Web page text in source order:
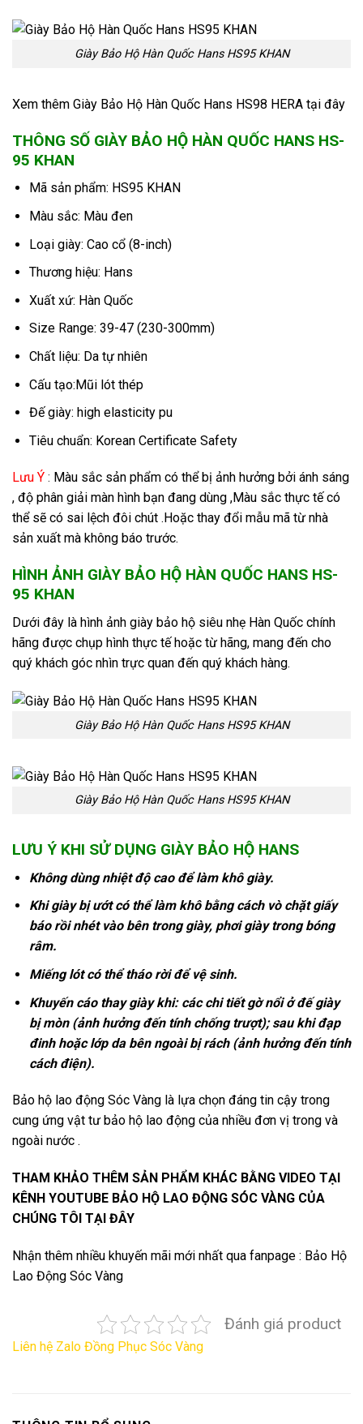
Giày Bảo Hộ Hàn Quốc Hans HS95 KHAN
Xem thêm Giày Bảo Hộ Hàn Quốc Hans HS98 HERA tại đây
THÔNG SỐ GIÀY BẢO HỘ HÀN QUỐC HANS HS-
95 KHAN
Mã sản phẩm: HS95 KHAN
Màu sắc: Màu đen
Loại giày: Cao cổ (8-inch)
Thương hiệu: Hans
Xuất xứ: Hàn Quốc
Size Range: 39-47 (230-300mm)
Chất liệu: Da tự nhiên
Cấu tạo:Mũi lót thép
Đế giày: high elasticity pu
Tiêu chuẩn: Korean Certificate Safety
Lưu Ý : Màu sắc sản phẩm có thể bị ảnh hưởng bởi ánh sáng
, độ phân giải màn hình bạn đang dùng ,Màu sắc thực tế có
thể sẽ có sai lệch đôi chút .Hoặc thay đổi mẫu mã từ nhà
sản xuất mà không báo trước.
HÌNH ẢNH GIÀY BẢO HỘ HÀN QUỐC HANS HS-
95 KHAN
Dưới đây là hình ảnh giày bảo hộ siêu nhẹ Hàn Quốc chính
hãng được chụp hình thực tế hoặc từ hãng, mang đến cho
quý khách góc nhìn trực quan đến quý khách hàng.
Giày Bảo Hộ Hàn Quốc Hans HS95 KHAN
Giày Bảo Hộ Hàn Quốc Hans HS95 KHAN
LƯU Ý KHI SỬ DỤNG GIÀY BẢO HỘ HANS
Không dùng nhiệt độ cao để làm khô giày.
Khi giày bị ướt có thể làm khô bằng cách vò chặt giấy
báo rồi nhét vào bên trong giày, phơi giày trong bóng
râm.
Miếng lót có thể tháo rời để vệ sinh.
Khuyến cáo thay giày khi: các chi tiết gờ nổi ở đế giày
bị mòn (ảnh hưởng đến tính chống trượt); sau khi đạp
đinh hoặc lớp da bên ngoài bị rách (ảnh hưởng đến tính
cách điện).
Bảo hộ lao động Sóc Vàng là lựa chọn đáng tin cậy trong
cung ứng vật tư bảo hộ lao động của nhiều đơn vị trong và
ngoài nước .
THAM KHẢO THÊM SẢN PHẨM KHÁC BẰNG VIDEO TẠI
KÊNH YOUTUBE BẢO HỘ LAO ĐỘNG SÓC VÀNG CỦA
CHÚNG TÔI TẠI ĐÂY
Nhận thêm nhiều khuyến mãi mới nhất qua fanpage : Bảo Hộ
Lao Động Sóc Vàng
Đánh giá product
Liên hệ Zalo Đồng Phục Sóc Vàng